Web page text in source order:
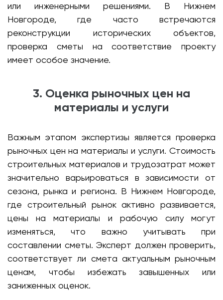
или инженерными решениями. В Нижнем
Новгороде, где часто встречаются
реконструкции исторических объектов,
проверка сметы на соответствие проекту
имеет особое значение.
3. Оценка рыночных цен на
материалы и услуги
Важным этапом экспертизы является проверка
рыночных цен на материалы и услуги. Стоимость
строительных материалов и трудозатрат может
значительно варьироваться в зависимости от
сезона, рынка и региона. В Нижнем Новгороде,
где строительный рынок активно развивается,
цены на материалы и рабочую силу могут
изменяться, что важно учитывать при
составлении сметы. Эксперт должен проверить,
соответствует ли смета актуальным рыночным
ценам, чтобы избежать завышенных или
заниженных оценок.